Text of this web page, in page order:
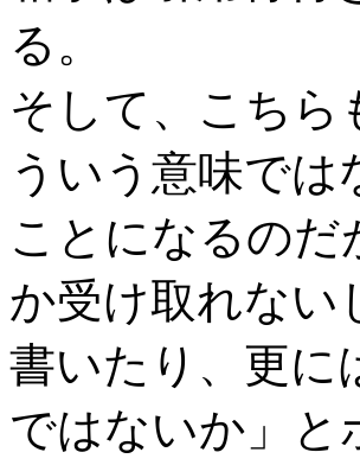
る。
そして、こちら
ういう意味では
ことになるのだ
か受け取れない
書いたり、更に
ではないか」と